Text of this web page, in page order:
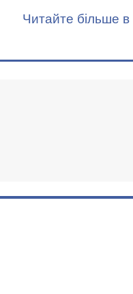
Читайте більше в